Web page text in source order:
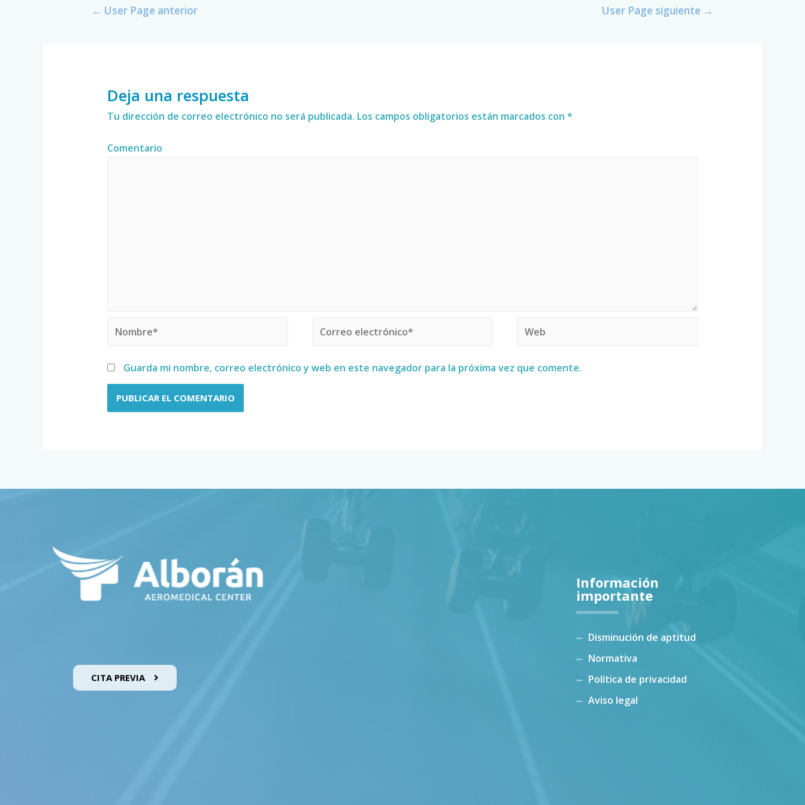
← User Page anterior User Page siguiente →
Deja una respuesta
Tu dirección de correo electrónico no será publicada. Los campos obligatorios están marcados con *
Comentario
Guarda mi nombre, correo electrónico y web en este navegador para la próxima vez que comente.
CITA PREVIA
Información
importante
Disminución de aptitud
Normativa
Política de privacidad
Aviso legal